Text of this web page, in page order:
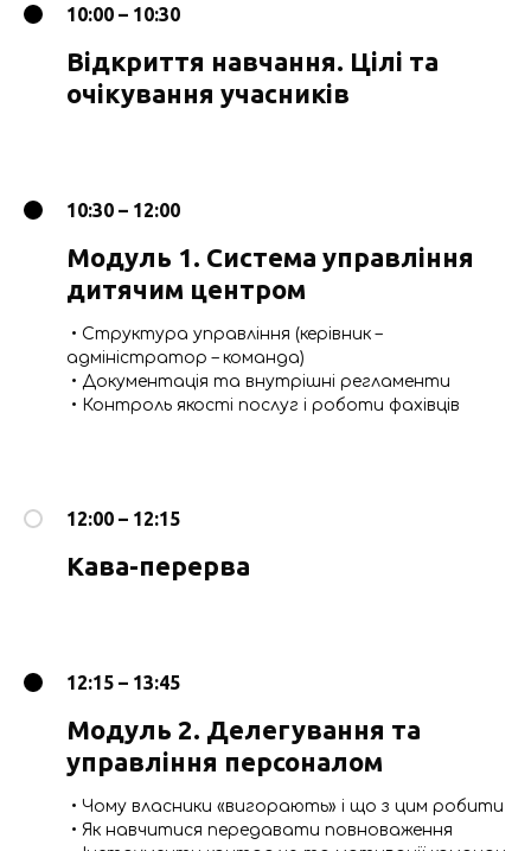
10:00 – 10:30
Відкриття навчання. Цілі та
очікування учасників
10:30 – 12:00
Модуль 1. Система управління
дитячим центром
• Структура управління (керівник –
адміністратор – команда)
• Документація та внутрішні регламенти
• Контроль якості послуг і роботи фахівців
12:00 – 12:15
Кава-перерва
12:15 – 13:45
Модуль 2. Делегування та
управління персоналом
• Чому власники «вигорають» і що з цим робити
• Як навчитися передавати повноваження